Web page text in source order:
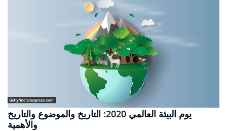
يوم البيئة العالمي 2020: التاريخ والموضوع والتاريخ
والأهمية